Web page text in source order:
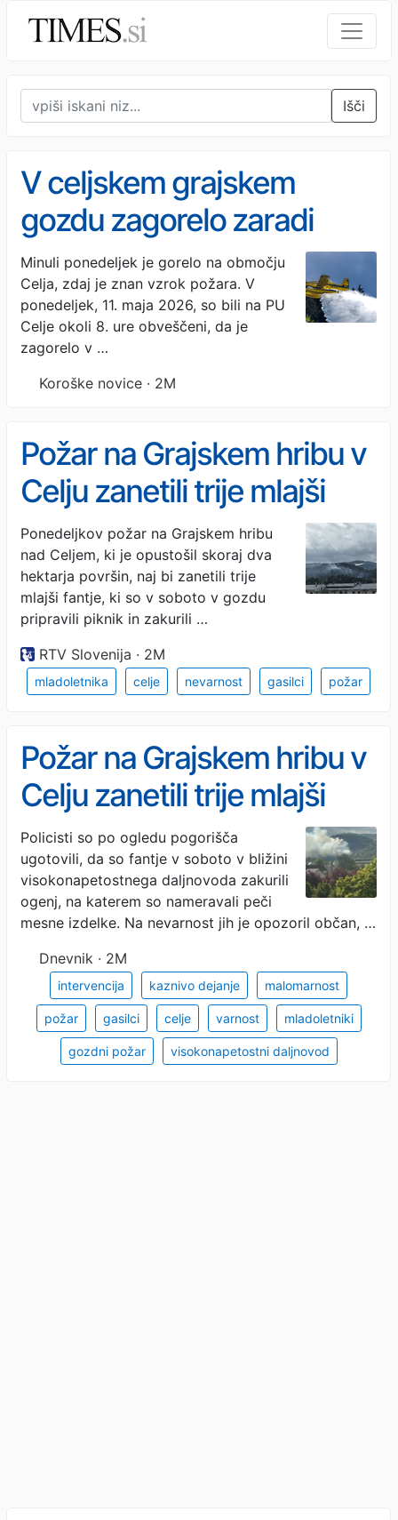
Išči
V celjskem grajskem
gozdu zagorelo zaradi
slabo pogašenega kurišča
Minuli ponedeljek je gorelo na območju
Celja, zdaj je znan vzrok požara. V
ponedeljek, 11. maja 2026, so bili na PU
Celje okoli 8. ure obveščeni, da je
zagorelo v …
Koroške novice · 2M
Požar na Grajskem hribu v
Celju zanetili trije mlajši
fantje
Ponedeljkov požar na Grajskem hribu
nad Celjem, ki je opustošil skoraj dva
hektarja površin, naj bi zanetili trije
mlajši fantje, ki so v soboto v gozdu
pripravili piknik in zakurili …
RTV Slovenija · 2M
mladoletnika celje nevarnost gasilci požar
Požar na Grajskem hribu v
Celju zanetili trije mlajši
fantje
Policisti so po ogledu pogorišča
ugotovili, da so fantje v soboto v bližini
visokonapetostnega daljnovoda zakurili
ogenj, na katerem so nameravali peči
mesne izdelke. Na nevarnost jih je opozoril občan, …
Dnevnik · 2M
intervencija kaznivo dejanje malomarnost
požar gasilci celje varnost mladoletniki
gozdni požar visokonapetostni daljnovod